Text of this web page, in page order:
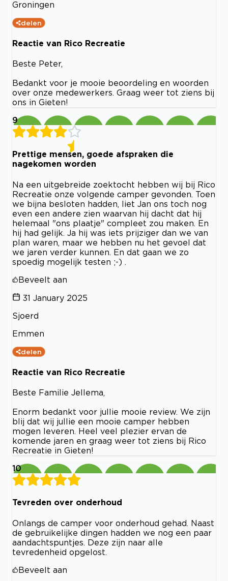
Groningen
delen
Reactie van Rico Recreatie
Beste Peter,
Bedankt voor je mooie beoordeling en woorden
over onze medewerkers. Graag weer tot ziens bij
ons in Gieten!
9
Prettige mensen, goede afspraken die
nagekomen worden
Na een uitgebreide zoektocht hebben wij bij Rico
Recreatie onze volgende camper gevonden. Toen
we bijna besloten hadden, liet Jan ons toch nog
even een andere zien waarvan hij dacht dat hij
helemaal "ons plaatje" compleet zou maken. En
hij had gelijk. Ja hij was iets prijziger dan we van
plan waren, maar we hebben nu het gevoel dat
we jaren verder kunnen. En dat gaan we zo
spoedig mogelijk testen ;-) .
Beveelt aan
31 January 2025
Sjoerd
Emmen
delen
Reactie van Rico Recreatie
Beste Familie Jellema,
Enorm bedankt voor jullie mooie review. We zijn
blij dat wij jullie een mooie camper hebben
mogen leveren. Heel veel plezier ervan de
komende jaren en graag weer tot ziens bij Rico
Recreatie in Gieten!
10
Tevreden over onderhoud
Onlangs de camper voor onderhoud gehad. Naast
de gebruikelijke dingen hadden we nog een paar
aandachtspuntjes. Deze zijn naar alle
tevredenheid opgelost.
Beveelt aan